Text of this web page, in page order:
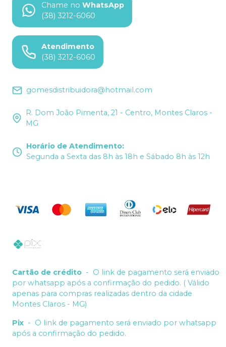
Chame no WhatsApp
(38) 3212-6060
Atendimento
(38) 3212-6060
gomesdistribuidora@hotmail.com
R. Dom João Pimenta, 21 - Centro, Montes Claros -
MG
Horário de Atendimento:
Segunda a Sexta das 8h às 18h e Sábado 8h às 12h
Cartão de crédito - O link de pagamento será enviado
por whatsapp após a confirmação do pedido. ( Válido
apenas para compras realizadas dentro da cidade
Montes Claros - MG)
Pix - O link de pagamento será enviado por whatsapp
após a confirmação do pedido.